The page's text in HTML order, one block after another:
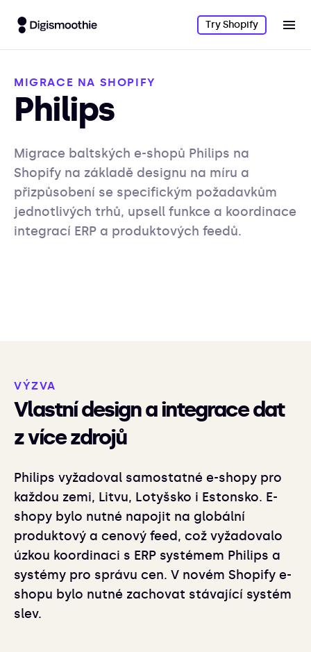
Try Shopify
MIGRACE NA SHOPIFY
Philips
Migrace baltských e-shopů Philips na
Shopify na základě designu na míru a
přizpůsobení se specifickým požadavkům
jednotlivých trhů, upsell funkce a koordinace
integrací ERP a produktových feedů.
VÝZVA
Vlastní design a integrace dat
z více zdrojů
Philips vyžadoval samostatné e-shopy pro
každou zemi, Litvu, Lotyšsko i Estonsko. E-
shopy bylo nutné napojit na globální
produktový a cenový feed, což vyžadovalo
úzkou koordinaci s ERP systémem Philips a
systémy pro správu cen. V novém Shopify e-
shopu bylo nutné zachovat stávající systém
slev.